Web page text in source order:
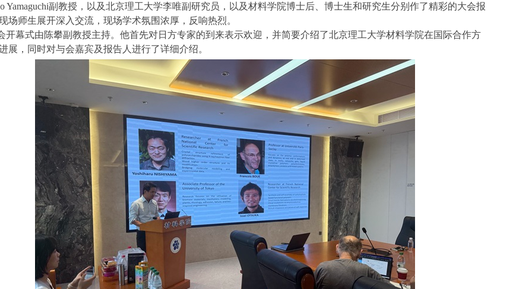
Yamaguchi副教授，以及北京理工大学李唯副研究员，以及材料学院博士后、博士生和研究生分别作了精彩的大会报
场师生展开深入交流，现场学术氛围浓厚，反响热烈。
开幕式由陈攀副教授主持。他首先对日方专家的到来表示欢迎，并简要介绍了北京理工大学材料学院在国际合作方
展，同时对与会嘉宾及报告人进行了详细介绍。